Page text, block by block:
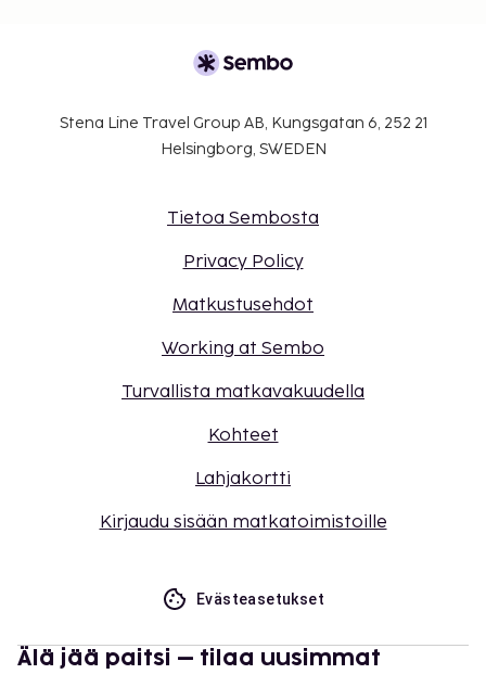
Stena Line Travel Group AB, Kungsgatan 6, 252 21
Helsingborg, SWEDEN
Tietoa Sembosta
Privacy Policy
Matkustusehdot
Working at Sembo
Turvallista matkavakuudella
Kohteet
Lahjakortti
Kirjaudu sisään matkatoimistoille
Evästeasetukset
Älä jää paitsi – tilaa uusimmat